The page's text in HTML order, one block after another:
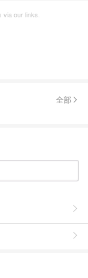
our links.
全部